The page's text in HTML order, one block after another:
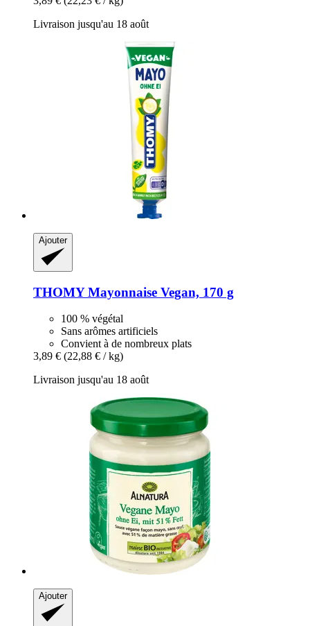
Livraison jusqu'au 18 août
Ajouter
THOMYMayonnaise Vegan, 170 g
100 % végétal
Sans arômes artificiels
Convient à de nombreux plats
3,89 € (22,88 € / kg)
Livraison jusqu'au 18 août
Ajouter